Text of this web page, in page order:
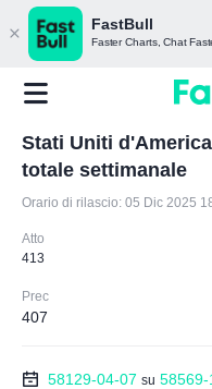
FastBull
Faster Charts, Chat
Stati Uniti
totale settimanale
Orario di rilascio: 05 Dic 2025
Atto
413
Prec
407
58129-04-07 su